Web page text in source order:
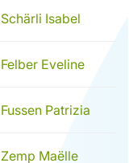
Schärli Isabel
Felber Eveline
Fussen Patrizia
Zemp Maëlle